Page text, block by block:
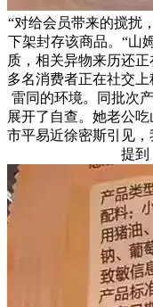
“对给会员带来的搅扰
下架封存该商品。“山
质，相关异物来历还
多名消费者正在社交
雷同的环境。同批次
展开了自查。她老公
市平易近徐密斯引见
提到